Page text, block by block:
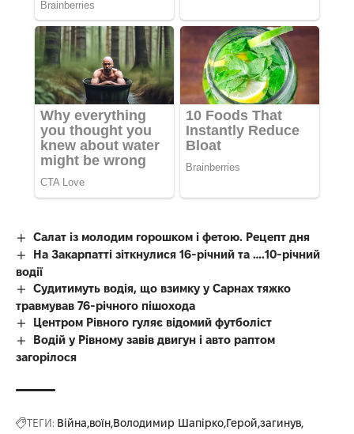
Салат із молодим горошком і фетою. Рецепт дня
На Закарпатті зіткнулися 16-річний та ….10-річний
водії
Судитимуть водія, що взимку у Сарнах тяжко
травмував 76-річного пішохода
Центром Рівного гуляє відомий футболіст
Водій у Рівному завів двигун і авто раптом
загорілося
ТЕГИ: Війна воїн Володимир Шапірко Герой загинув